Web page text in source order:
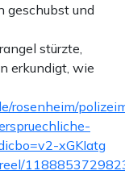
geschubst und
stürzte,
erkundigt, wie
rosenheim/
xGKIatg